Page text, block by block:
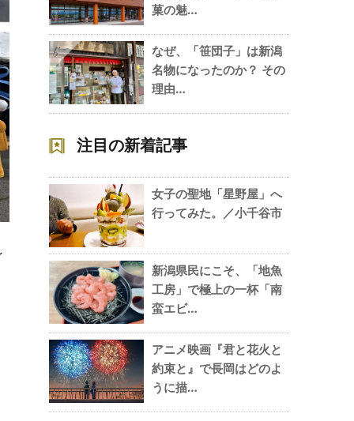
菓の魅…
5
なぜ、「笹団子」は新潟
名物になったのか？ その
理由…
注目の新着記事
女子の聖地「星野屋」へ
行ってみた。／小千谷市
新潟県民にこそ、「地魚
工房」で極上の一杯「南
蛮エビ…
アニメ映画『君と花火と
約束と』で長岡はどのよ
うに描…